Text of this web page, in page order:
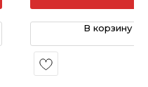
В корзину